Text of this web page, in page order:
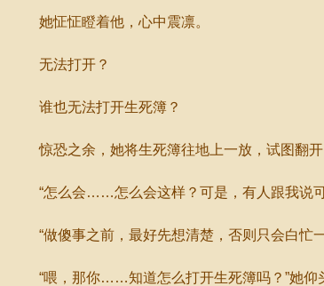
她怔怔瞪着他，心中震凛。
无法打开？
谁也无法打开生死簿？
惊恐之余，她将生死簿往地上一放，试图翻开
“怎么会……怎么会这样？可是，有人跟我说可
“做傻事之前，最好先想清楚，否则只会白忙一
“喂，那你……知道怎么打开生死簿吗？”她仰